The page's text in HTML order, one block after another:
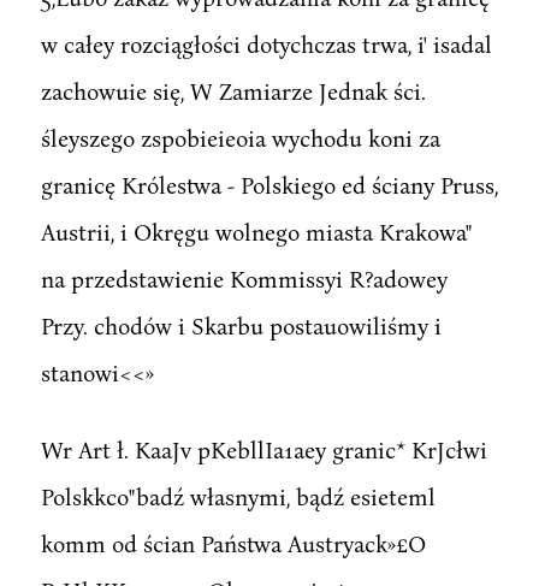
w całey rozciągłości dotychczas trwa, i' isadal
zachowuie się, W Zamiarze Jednak ści.
śleyszego zspobieieoia wychodu koni za
granicę Królestwa - Polskiego ed ściany Pruss,
Austrii, i Okręgu wolnego miasta Krakowa"
na przedstawienie Kommissyi R?adowey
Przy. chodów i Skarbu postauowiliśmy i
stanowi<<»
Wr Art ł. KaaJv pKebllIa1aey granic* KrJcłwi
Polskkco"badź własnymi, bądź esieteml
komm od ścian Państwa Austryack»£O